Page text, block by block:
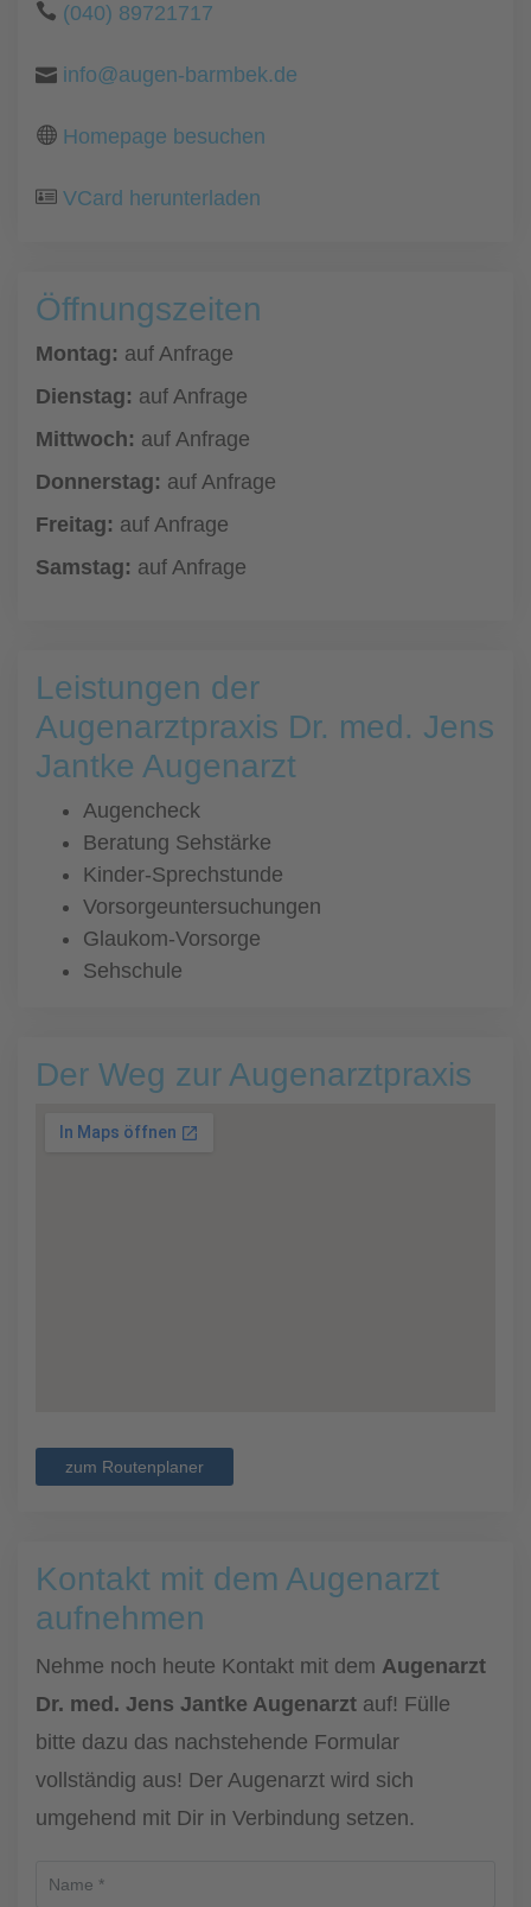
(040) 89721717
info@augen-barmbek.de
Homepage besuchen
VCard herunterladen
Öffnungszeiten
Montag: auf Anfrage
Dienstag: auf Anfrage
Mittwoch: auf Anfrage
Donnerstag: auf Anfrage
Freitag: auf Anfrage
Samstag: auf Anfrage
Leistungen der
Augenarztpraxis Dr. med. Jens
Jantke Augenarzt
Augencheck
Beratung Sehstärke
Kinder-Sprechstunde
Vorsorgeuntersuchungen
Glaukom-Vorsorge
Sehschule
Der Weg zur Augenarztpraxis
zum Routenplaner
Kontakt mit dem Augenarzt
aufnehmen
Nehme noch heute Kontakt mit dem Augenarzt
Dr. med. Jens Jantke Augenarzt auf! Fülle
bitte dazu das nachstehende Formular
vollständig aus! Der Augenarzt wird sich
umgehend mit Dir in Verbindung setzen.